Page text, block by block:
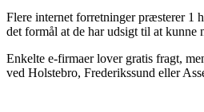
Flere internet forretninger præsterer 1
det formål at de har udsigt til at kunne
Enkelte e-firmaer lover gratis fragt,
ved Holstebro, Frederikssund eller